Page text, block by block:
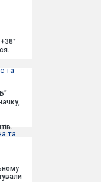
та
та